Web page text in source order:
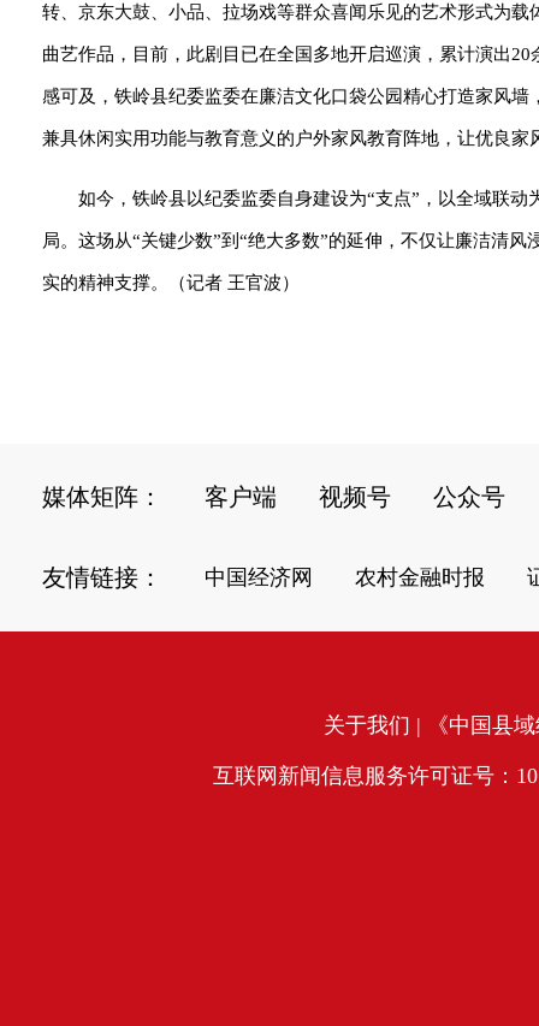
转、京东大鼓、小品、拉场戏等群众喜闻乐见的艺术形式为
曲艺作品，目前，此剧目已在全国多地开启巡演，累计演出
感可及，铁岭县纪委监委在廉洁文化口袋公园精心打造家风
兼具休闲实用功能与教育意义的户外家风教育阵地，让优良家
如今，铁岭县以纪委监委自身建设为“支点”，以全域联
局。这场从“关键少数”到“绝大多数”的延伸，不仅让廉洁清
实的精神支撑。（记者 王官波）
媒体矩阵： 客户端 视频号 公众号
友情链接： 中国经济网 农村金融时报
关于我们 | 《中国县
互联网新闻信息服务许可证号：